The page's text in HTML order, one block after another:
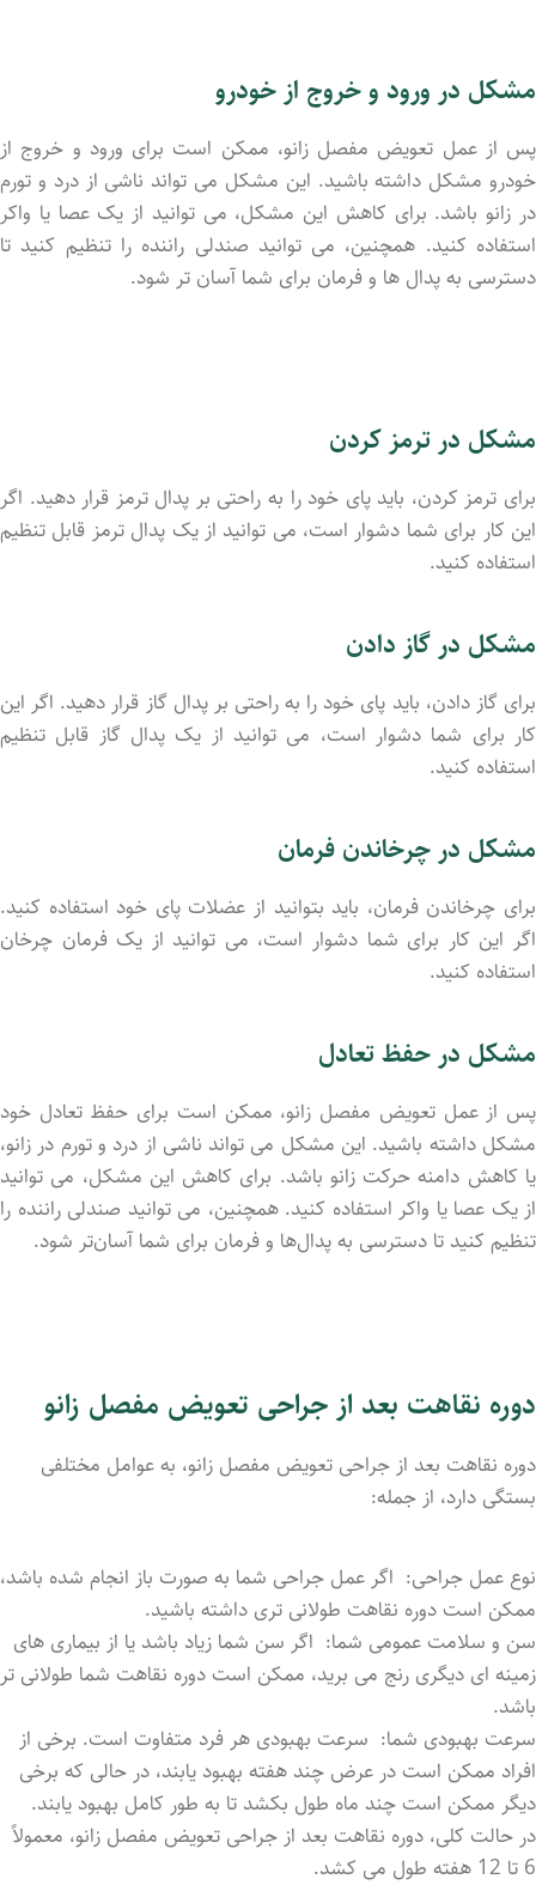
مشکل در ورود و خروج از خودرو
پس از عمل تعویض مفصل زانو، ممکن است برای ورود و خروج از
خودرو مشکل داشته باشید. این مشکل می ‌تواند ناشی از درد و تورم
در زانو باشد. برای کاهش این مشکل، می ‌توانید از یک عصا یا واکر
استفاده کنید. همچنین، می‌ توانید صندلی راننده را تنظیم کنید تا
دسترسی به پدال ‌ها و فرمان برای شما آسان ‌تر شود.
مشکل در ترمز کردن
برای ترمز کردن، باید پای خود را به راحتی بر پدال ترمز قرار دهید. اگر
این کار برای شما دشوار است، می‌ توانید از یک پدال ترمز قابل تنظیم
استفاده کنید.
مشکل در گاز دادن
برای گاز دادن، باید پای خود را به راحتی بر پدال گاز قرار دهید. اگر این
کار برای شما دشوار است، می ‌توانید از یک پدال گاز قابل تنظیم
استفاده کنید.
مشکل در چرخاندن فرمان
برای چرخاندن فرمان، باید بتوانید از عضلات پای خود استفاده کنید.
اگر این کار برای شما دشوار است، می ‌توانید از یک فرمان چرخان
استفاده کنید.
مشکل در حفظ تعادل
پس از عمل تعویض مفصل زانو، ممکن است برای حفظ تعادل خود
مشکل داشته باشید. این مشکل می ‌تواند ناشی از درد و تورم در زانو،
یا کاهش دامنه حرکت زانو باشد. برای کاهش این مشکل، می ‌توانید
از یک عصا یا واکر استفاده کنید. همچنین، می‌ توانید صندلی راننده را
تنظیم کنید تا دسترسی به پدال‌ها و فرمان برای شما آسان‌تر شود.
دوره نقاهت بعد از جراحی تعویض مفصل زانو
دوره نقاهت بعد از جراحی تعویض مفصل زانو، به عوامل مختلفی
بستگی دارد، از جمله:
نوع عمل جراحی: اگر عمل جراحی شما به صورت باز انجام شده باشد،
ممکن است دوره نقاهت طولانی ‌تری داشته باشید.
سن و سلامت عمومی شما: اگر سن شما زیاد باشد یا از بیماری ‌های
زمینه ‌ای دیگری رنج می‌ برید، ممکن است دوره نقاهت شما طولانی ‌تر
باشد.
سرعت بهبودی شما: سرعت بهبودی هر فرد متفاوت است. برخی از
افراد ممکن است در عرض چند هفته بهبود یابند، در حالی که برخی
دیگر ممکن است چند ماه طول بکشد تا به طور کامل بهبود یابند.
در حالت کلی، دوره نقاهت بعد از جراحی تعویض مفصل زانو، معمولاً
6 تا 12 هفته طول می‌ کشد.